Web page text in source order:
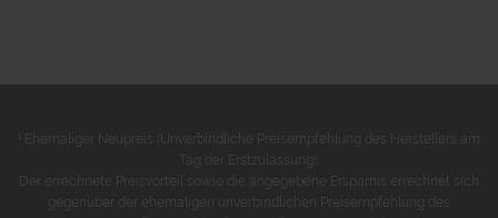
Ehemaliger Neupreis (Unverbindliche Preisempfehlung des Herstellers am
Tag der Erstzulassung).
Der errechnete Preisvorteil sowie die angegebene Ersparnis errechnet sich
gegenüber der ehemaligen unverbindlichen Preisempfehlung des